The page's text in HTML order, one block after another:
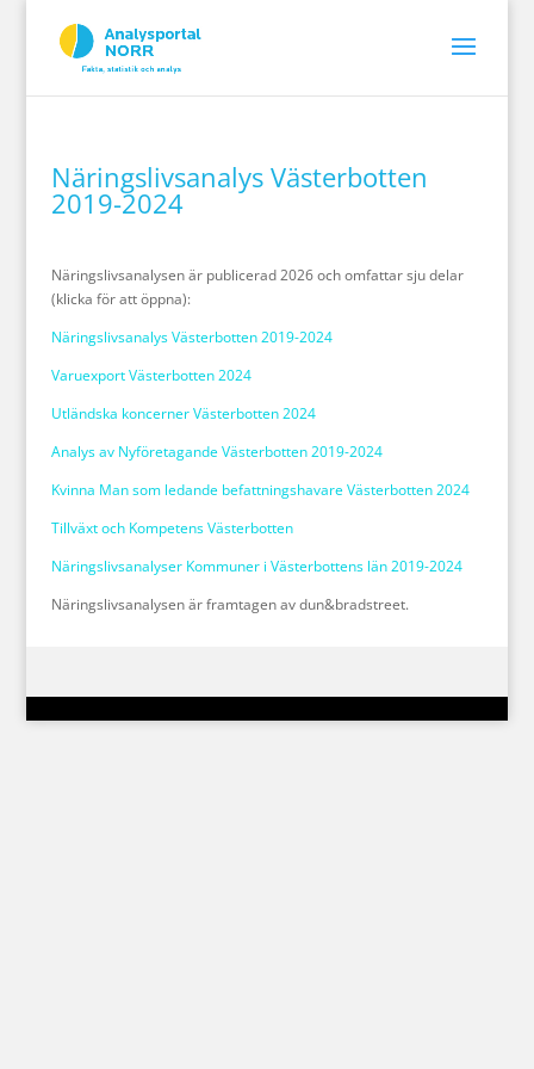
Näringslivsanalys Västerbotten
2019-2024
Näringslivsanalysen är publicerad 2026 och omfattar sju delar
(klicka för att öppna):
Näringslivsanalys Västerbotten 2019-2024
Varuexport Västerbotten 2024
Utländska koncerner Västerbotten 2024
Analys av Nyföretagande Västerbotten 2019-2024
Kvinna Man som ledande befattningshavare Västerbotten 2024
Tillväxt och Kompetens Västerbotten
Näringslivsanalyser Kommuner i Västerbottens län 2019-2024
Näringslivsanalysen är framtagen av dun&bradstreet.